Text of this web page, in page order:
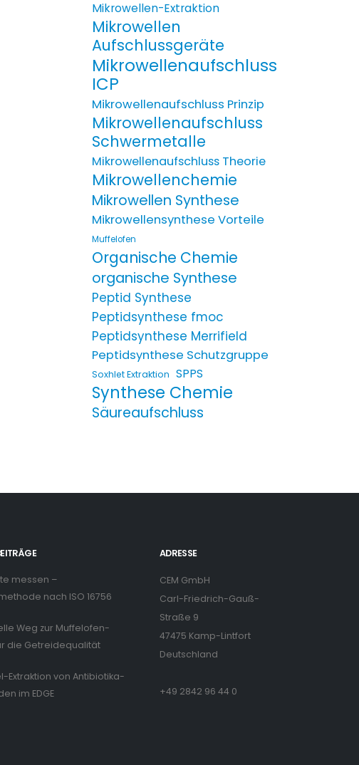
Mikrowellen-Extraktion
Mikrowellen
Aufschlussgeräte
Mikrowellenaufschluss
ICP
Mikrowellenaufschluss Prinzip
Mikrowellenaufschluss
Schwermetalle
Mikrowellenaufschluss Theorie
Mikrowellenchemie
Mikrowellen Synthese
Mikrowellensynthese Vorteile
Muffelofen
Organische Chemie
organische Synthese
Peptid Synthese
Peptidsynthese fmoc
Peptidsynthese Merrifield
Peptidsynthese Schutzgruppe
Soxhlet Extraktion SPPS
Synthese Chemie
Säureaufschluss
messen –
nach ISO 16756
Weg zur Muffelofen-
die Getreidequalität
Extraktion von Antibiotika-
im EDGE
ADRESSE
CEM GmbH
Carl-Friedrich-Gauß-
Straße 9
47475 Kamp-Lintfort
Deutschland
+49 2842 96 44 0